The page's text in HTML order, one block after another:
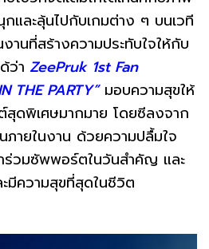
และลุ้นไปกับเกมต่าง ๆ บนเวที
านที่สร้างความประทับใจให้กับ
ว่า ZeePruk 1st Fan
THE PARTY”มอบความสุขให้
สุดพิเศษมากมาย โดยซีลงจาก
ายในงาน ด้วยความปลื้มใจ
ร่วมซัพพอร์ตในวันสำคัญ และ
มีความสุขที่สุดในชีวิต